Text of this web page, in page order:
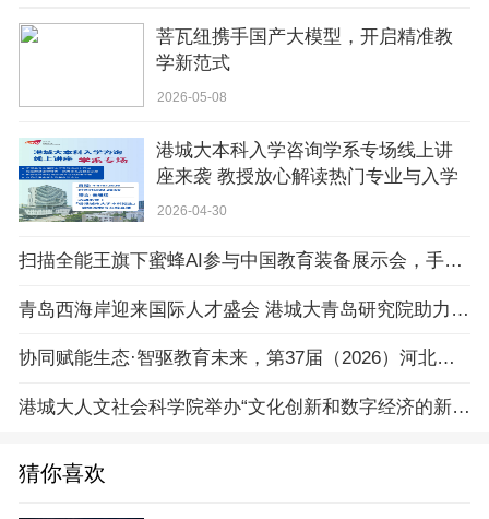
菩瓦纽携手国产大模型，开启精准教
学新范式
2026-05-08
港城大本科入学咨询学系专场线上讲
座来袭 教授放心解读热门专业与入学
信息
2026-04-30
扫描全能王旗下蜜蜂AI参与中国教育装备展示会，手抄作业批改功能获行业关注
青岛西海岸迎来国际人才盛会 港城大青岛研究院助力区域创新
协同赋能生态·智驱教育未来，第37届（2026）河北省教育装备展示会在石家庄盛大开幕！
港城大人文社会科学院举办“文化创新和数字经济的新机遇”论坛
猜你喜欢